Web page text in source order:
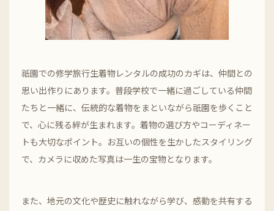
祇園での修学旅行生着物レンタルの成功のカギは、仲間との
思い出作りにあります。普段学校で一緒に過ごしている仲間
たちと一緒に、伝統的な着物をまといながら祇園を歩くこと
で、心に残る絆が生まれます。着物の選び方やコーディネー
トも大切なポイント。お互いの個性を生かしたスタイリング
で、カメラに収めた写真は一生の宝物となります。
また、地元の文化や歴史に触れながら学び、感動を共有する